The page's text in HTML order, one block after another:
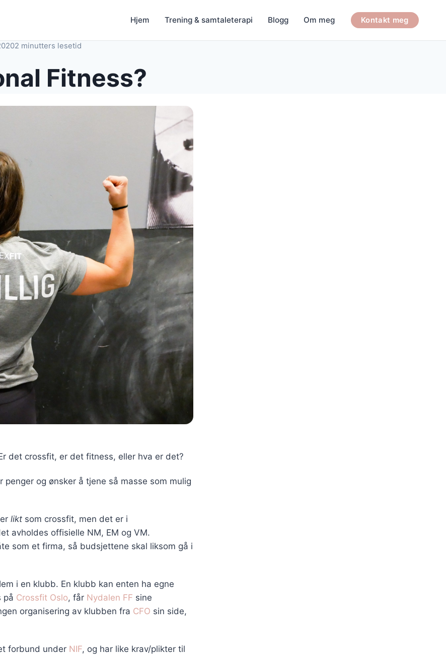
Hjem Trening & samtaleterapi Blogg Om meg Kontakt meg
2 minutters lesetid
Fitness?
det crossfit, er det fitness, eller hva er det?
og ønsker å tjene så masse som mulig
likt som crossfit, men det er i
avholdes offisielle NM, EM og VM.
som et firma, så budsjettene skal liksom gå i
i en klubb. En klubb kan enten ha egne
på Crossfit Oslo, får Nydalen FF sine
organisering av klubben fra CFO sin side,
forbund under NIF, og har like krav/plikter til